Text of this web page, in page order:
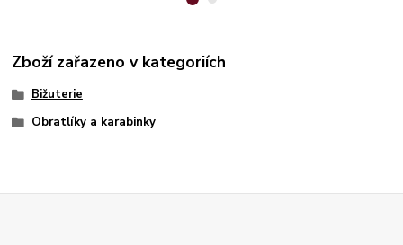
Zboží zařazeno v kategoriích
Bižuterie
Obratlíky a karabinky